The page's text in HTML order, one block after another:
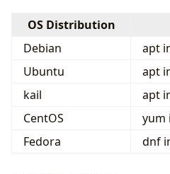
OS Distribution
Debian
apt
Ubuntu
apt
kail
apt
CentOS
yum
Fedora
dnf